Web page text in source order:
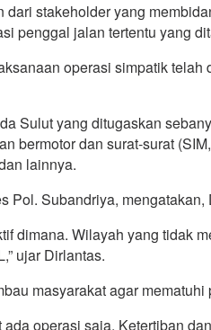
stakeholder yang
penggal jalan tertentu yang
operasi simpatik
Sulut yang ditugaskan
dan surat-surat
lainnya.
Subandriya,
dimana. Wilayah yang tidak
ujar Dirlantas.
masyarakat agar
operasi saja. Ketertiban